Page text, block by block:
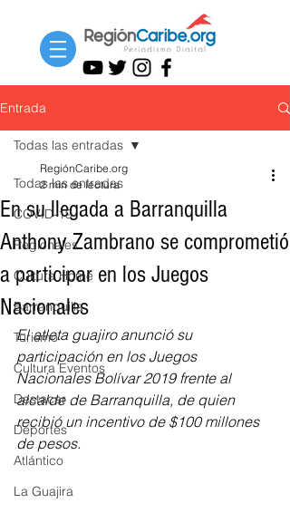
Entrada
Todas las entradas
COVID-19
Regionales
Cultura Home
Barranquilla
Turismo
Cultura Eventos
Destacar
Deportes
Atlántico
La Guajira
Todas las entradas
En su llegada a Barranquilla
Anthony Zambrano se comprometió
a participar en los Juegos
Nacionales
RegiónCaribe.org
2 min de lectura
El atleta guajiro anunció su
participación en los Juegos
Nacionales Bolívar 2019 frente al
alcalde de Barranquilla, de quien
recibió un incentivo de $100 millones
de pesos.